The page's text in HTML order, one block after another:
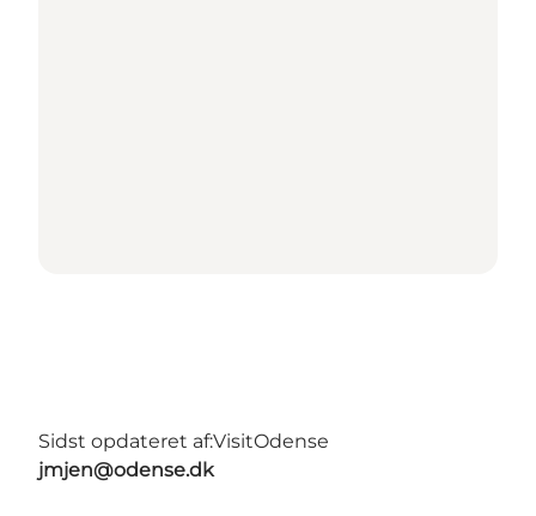
Sidst opdateret af:VisitOdense
jmjen@odense.dk